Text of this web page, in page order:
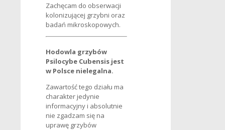
Zachęcam do obserwacji
kolonizującej grzybni oraz
badań mikroskopowych.
Hodowla grzybów
Psilocybe Cubensis jest
w Polsce nielegalna.
Zawartość tego działu ma
charakter jedynie
informacyjny i absolutnie
nie zgadzam się na
uprawę grzybów